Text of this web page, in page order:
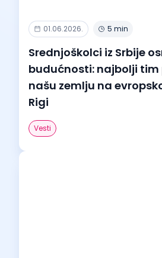
01.06.2026. 5 min
Srednjoškolci iz Srbije
budućnosti: najbolji
našu zemlju na
Rigi
Vesti